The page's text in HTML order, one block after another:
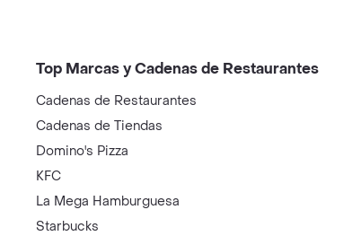
Top Marcas y Cadenas de Restaurantes
Cadenas de Restaurantes
Cadenas de Tiendas
Domino's Pizza
KFC
La Mega Hamburguesa
Starbucks